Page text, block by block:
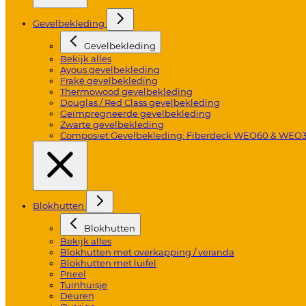
Gevelbekleding
Gevelbekleding
Bekijk alles
Ayous gevelbekleding
Fraké gevelbekleding
Thermowood gevelbekleding
Douglas / Red Class gevelbekleding
Geïmpregneerde gevelbekleding
Zwarte gevelbekleding
Composiet Gevelbekleding: Fiberdeck WEO60 &
Blokhutten
Blokhutten
Bekijk alles
Blokhutten met overkapping / veranda
Blokhutten met luifel
Prieel
Tuinhuisje
Deuren